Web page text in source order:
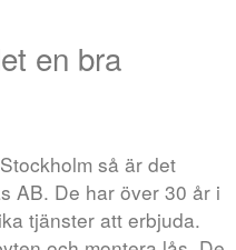
en bra
så är det
AB. De har över 30 år i
tjänster att erbjuda.